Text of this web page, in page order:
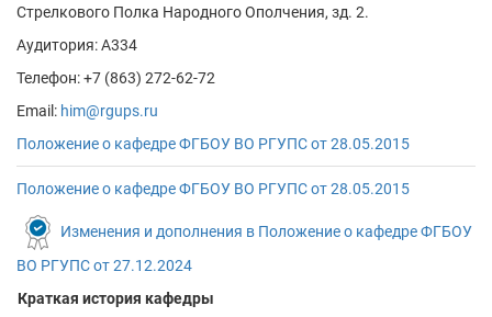
Стрелкового Полка Народного Ополчения, зд. 2.
Аудитория: А334
Телефон: +7 (863) 272-62-72
Email: him@rgups.ru
Положение о кафедре ФГБОУ ВО РГУПC от 28.05.2015
Положение о кафедре ФГБОУ ВО РГУПC от 28.05.2015
Изменения и дополнения в Положение о кафедре ФГБОУ
ВО РГУПС от 27.12.2024
Краткая история кафедры